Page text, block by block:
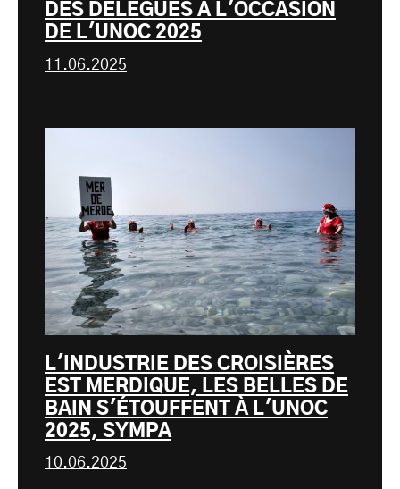
DES DÉLÉGUÉS À L'OCCASION
DE L'UNOC 2025
11.06.2025
L'INDUSTRIE DES CROISIÈRES
EST MERDIQUE, LES BELLES DE
BAIN S'ÉTOUFFENT À L'UNOC
2025, SYMPA
10.06.2025